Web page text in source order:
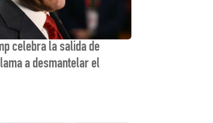
celebra la salida de
a desmantelar el